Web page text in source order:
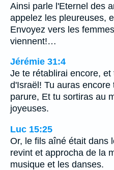
Ainsi parle l'Eternel des
appelez les pleureuses,
Envoyez vers les
viennent!…
Jérémie 31:4
Je te rétablirai encore,
d'Israël! Tu auras
parure, Et tu sortiras au
joyeuses.
Luc 15:25
Or, le fils aîné était dans
revint et approcha de la
musique et les danses.